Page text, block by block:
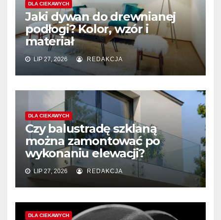
DLA CIEKAWYCH
Jaki dywan do drewnianej
podłogi? Kolor, wzór i
materiał
LIP 27, 2026 REDAKCJA
DLA CIEKAWYCH
Czy balustradę szklaną
można zamontować po
wykonaniu elewacji?
LIP 27, 2026 REDAKCJA
DLA CIEKAWYCH